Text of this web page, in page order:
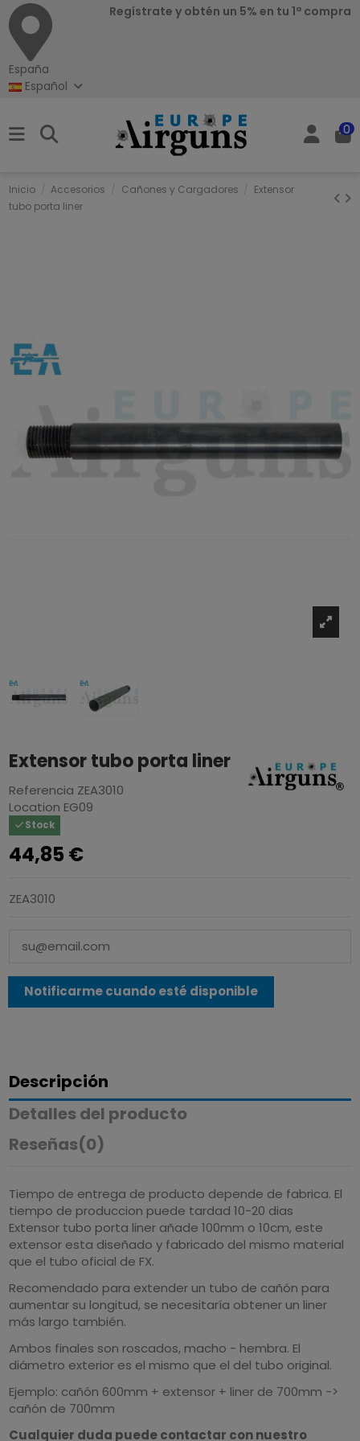
España
Regístrate y obtén un 5% en tu 1ª compra
Español
0
Inicio Accesorios Cañones y Cargadores
Extensor
tubo porta liner
Extensor tubo porta liner
Referencia ZEA3010
Location EG09
Stock
44,85 €
ZEA3010
Descripción
Detalles del producto
Reseñas(0)
Tiempo de entrega de producto depende de fabrica. El
tiempo de produccion puede tardad 10-20 dias
Extensor tubo porta liner añade 100mm o 10cm, este
extensor esta diseñado y fabricado del mismo material
que el tubo oficial de FX.
Recomendado para extender un tubo de cañón para
aumentar su longitud, se necesitaría obtener un liner
más largo también.
Ambos finales son roscados, macho - hembra. El
diámetro exterior es el mismo que el del tubo original.
Ejemplo: cañón 600mm + extensor + liner de 700mm ->
cañón de 700mm
Cualquier duda puede contactar con nuestro